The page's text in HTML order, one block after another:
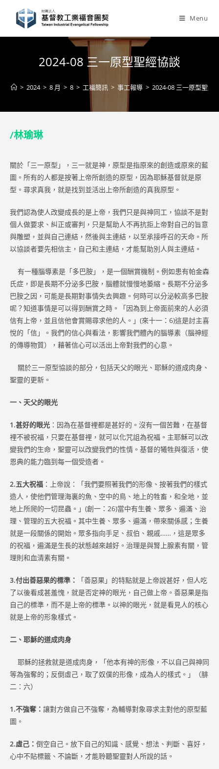
content
Menu
2024-08 三一原型聖經協談
> 2024 > 8 月 > 8 > 工福簡訊 > 事工報導 > 2024-08 三一原型聖經
/林瑜琳
關於「三一原型」，三一就是神，原型是指原來的創造或原來的藍
圖。所有的人都是按著上帝所創造的原型，因為耶穌基督就是原
型。尋求真我，就是找到並活出上帝所創造的真我原型。
我們認為使人改變成長的是上帝，我們只是與神同工，協談不是對
個人做要求、糾正或審判，只是幫助人不再抗拒上帝對自己的旨意
與雕塑，並與自己連結，然後與主連結，以至承接呼召的天命。所
以協談者要先相信主，自己和主連結，才能幫助別人與主連結。
有一種腦導素是「多巴胺」，是一個酬賞機制。例如患有帕金森
氏症，即是長期不分泌多巴胺，腦體就慢慢地萎縮。長期不分泌多
巴胺之因，可能是長期對事情失去興趣。何時可以分泌較高多巴胺
呢？知道事情是可以得到酬賞之時。「因為到上帝面前來的人必須
信有上帝，並且信他會賞賜尋求他的人。」(來十一：6)這是討主喜
悅的「信」。我們的信心與看法，影響我們體內的腦導素（腦神經
的傳導物質），藉著信心可以活出上帝對我們的心意。
關於三一原型協談的部分，包括天父的眼光、耶穌的道成肉身、
聖靈的更新。
一、天父的眼光
1.甚好的眼光 ：因為在基督裡都是甚好的。沒有一個苦難，在基督
裡不被祝福，只要在基督裡，就可以化咒詛為祝福。主耶穌可以改
變我們的生命，聖靈可以改變我們的性情。基督的犧牲與復活，使
恩典的能力臨到每一個受造者。
2.五大祝福 ：上帝說：「我們要照著我們的形像、按著我們的樣式
造人，使他們管理海裏的魚、空中的鳥、地上的牲畜，和全地，並
地上所爬的一切昆蟲。」(創一：26)當中有生養、眾多、遍滿、治
理、管理的五大祝福。其中生養、眾多、遍滿，帶來關係感；生養
就是一段關係的開始。眾多指向手足、叔伯、親戚……，這是眾多
的祝福，遍滿是生長的狀態越來越好。治理是與腎上腺素有關，管
理則和血清素有關。
3.付出善惡果的標準：
「善惡果」的特點就是上帝說甚好，但人吃
了以後看成甚羞愧，就是否定神的眼光，自己做上帝。善惡果是指
自己的標準，而不是上帝的標準。以神的眼光，就是看見人的核心
就是上帝的形象樣式。
二、耶穌的道成肉身
耶穌的拯救就是道成肉身，「他本有神的形像，不以自己與神同
等為強奪的；反倒虛己，取了奴僕的形像，成為人的樣式。」（腓
二：六）
1.不強奪： 讓對方做自己不強奪，為輔導對象尋求主對他的原型藍
圖。
2.虛己： 倒空自己。放下自己的知識、感覺、想法、判斷、喜好，
心中不貼標籤、不論斷，才能聆聽聖靈對人所說的話。